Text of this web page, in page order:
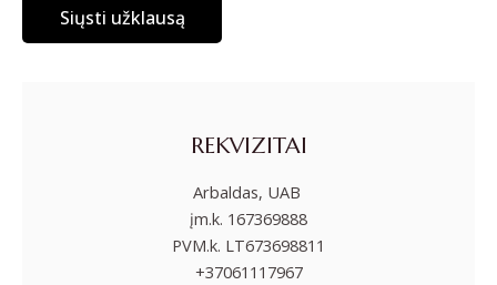
Siųsti užklausą
REKVIZITAI
Arbaldas, UAB
įm.k. 167369888
PVM.k. LT673698811
+37061117967